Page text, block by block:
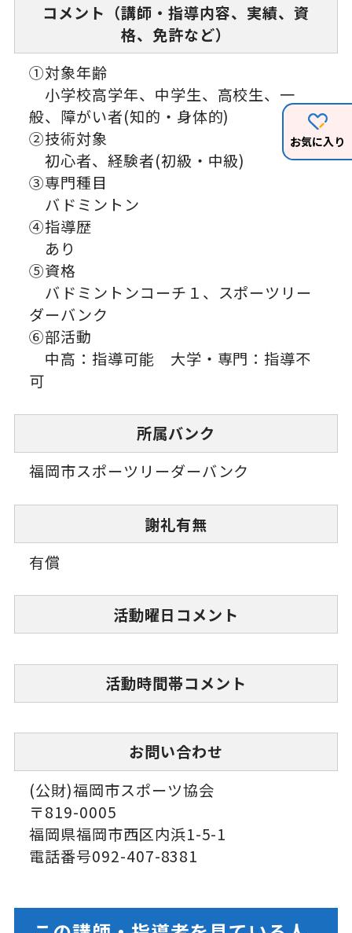
お気に入り
コメント（講師・指導内容、実績、資
格、免許など）
①対象年齢
小学校高学年、中学生、高校生、一
般、障がい者(知的・身体的)
②技術対象
初心者、経験者(初級・中級)
③専門種目
バドミントン
④指導歴
あり
⑤資格
バドミントンコーチ１、スポーツリー
ダーバンク
⑥部活動
中高：指導可能 大学・専門：指導不
可
所属バンク
福岡市スポーツリーダーバンク
謝礼有無
有償
活動曜日コメント
活動時間帯コメント
お問い合わせ
(公財)福岡市スポーツ協会
〒819-0005
福岡県福岡市西区内浜1-5-1
電話番号092-407-8381